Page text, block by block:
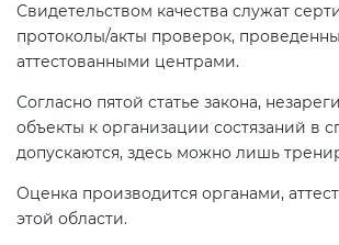
Свидетельством качества служат
протоколы/акты проверок,
аттестованными центрами.
Согласно пятой статье закона,
объекты к организации состязаний в
допускаются, здесь можно лишь
Оценка производится органами,
этой области.